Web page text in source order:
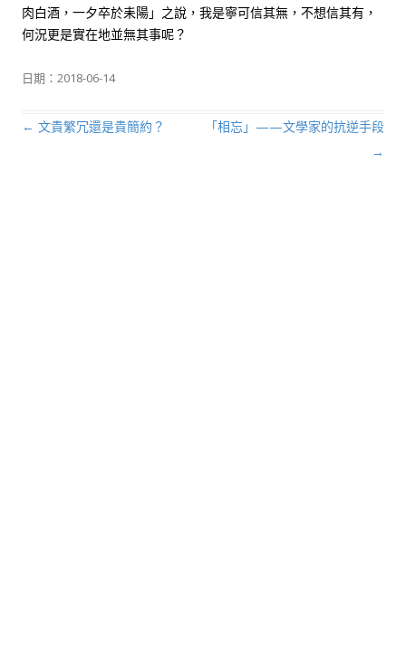
肉白酒，一夕卒於耒陽」之說，我是寧可信其無，不想信其有，
何況更是實在地並無其事呢？
日期： 2018-06-14
文章導航列
← 文貴繁冗還是貴簡約？
「相忘」——文學家的抗逆手段
→